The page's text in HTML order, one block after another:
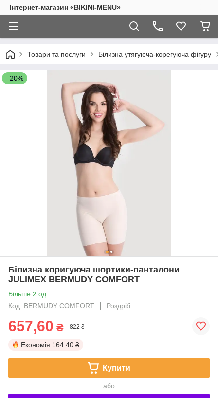
Інтернет-магазин «BIKINI-MENU»
Товари та послуги Білизна утягуюча-корегуюча фігуру
–20%
Білизна коригуюча шортики-панталони
JULIMEX BERMUDY COMFORT
Більше 2 од.
Код: BERMUDY COMFORT
Роздріб
657,60 ₴ 822 ₴
Економія 164.40 ₴
Купити
або